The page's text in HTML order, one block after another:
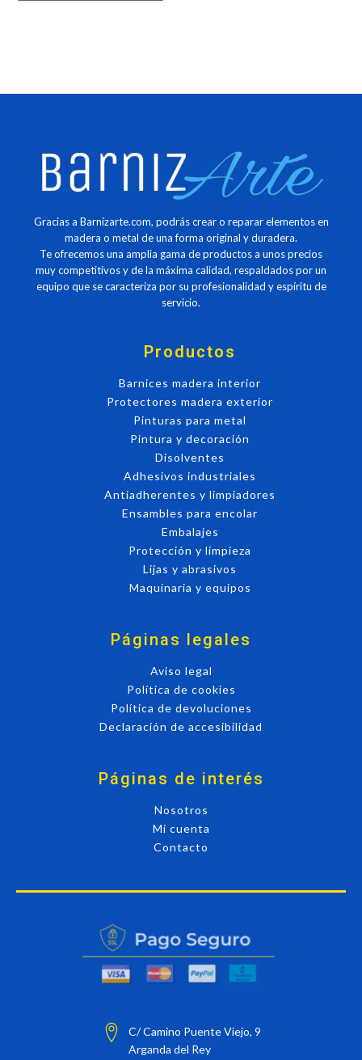
Gracias a Barnizarte.com, podrás crear o reparar elementos en
madera o metal de una forma original y duradera.
Te ofrecemos una amplia gama de productos a unos precios
muy competitivos y de la máxima calidad, respaldados por un
equipo que se caracteriza por su profesionalidad y espíritu de
servicio.
Productos
Barnices madera interior
Protectores madera exterior
Pinturas para metal
Pintura y decoración
Disolventes
Adhesivos industriales
Antiadherentes y limpiadores
Ensambles para encolar
Embalajes
Protección y limpieza
Lijas y abrasivos
Maquinaria y equipos
Páginas legales
Aviso legal
Política de cookies
Política de devoluciones
Declaración de accesibilidad
Páginas de interés
Nosotros
Mi cuenta
Contacto
C/ Camino Puente Viejo, 9
Arganda del Rey